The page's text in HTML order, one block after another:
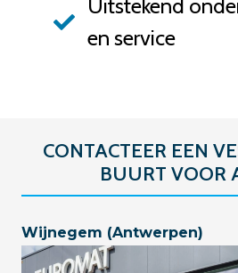
Uitstekend
en service
CONTACTEER EEN
BUURT VOOR
Wijnegem (Antwerpen)